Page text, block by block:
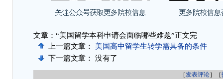
文章：“美国留学本科申请会面临哪些难题”正文完
上一篇文章： 美国高中留学生转学需具备的条件
下一篇文章： 没有了
［发表评论］［